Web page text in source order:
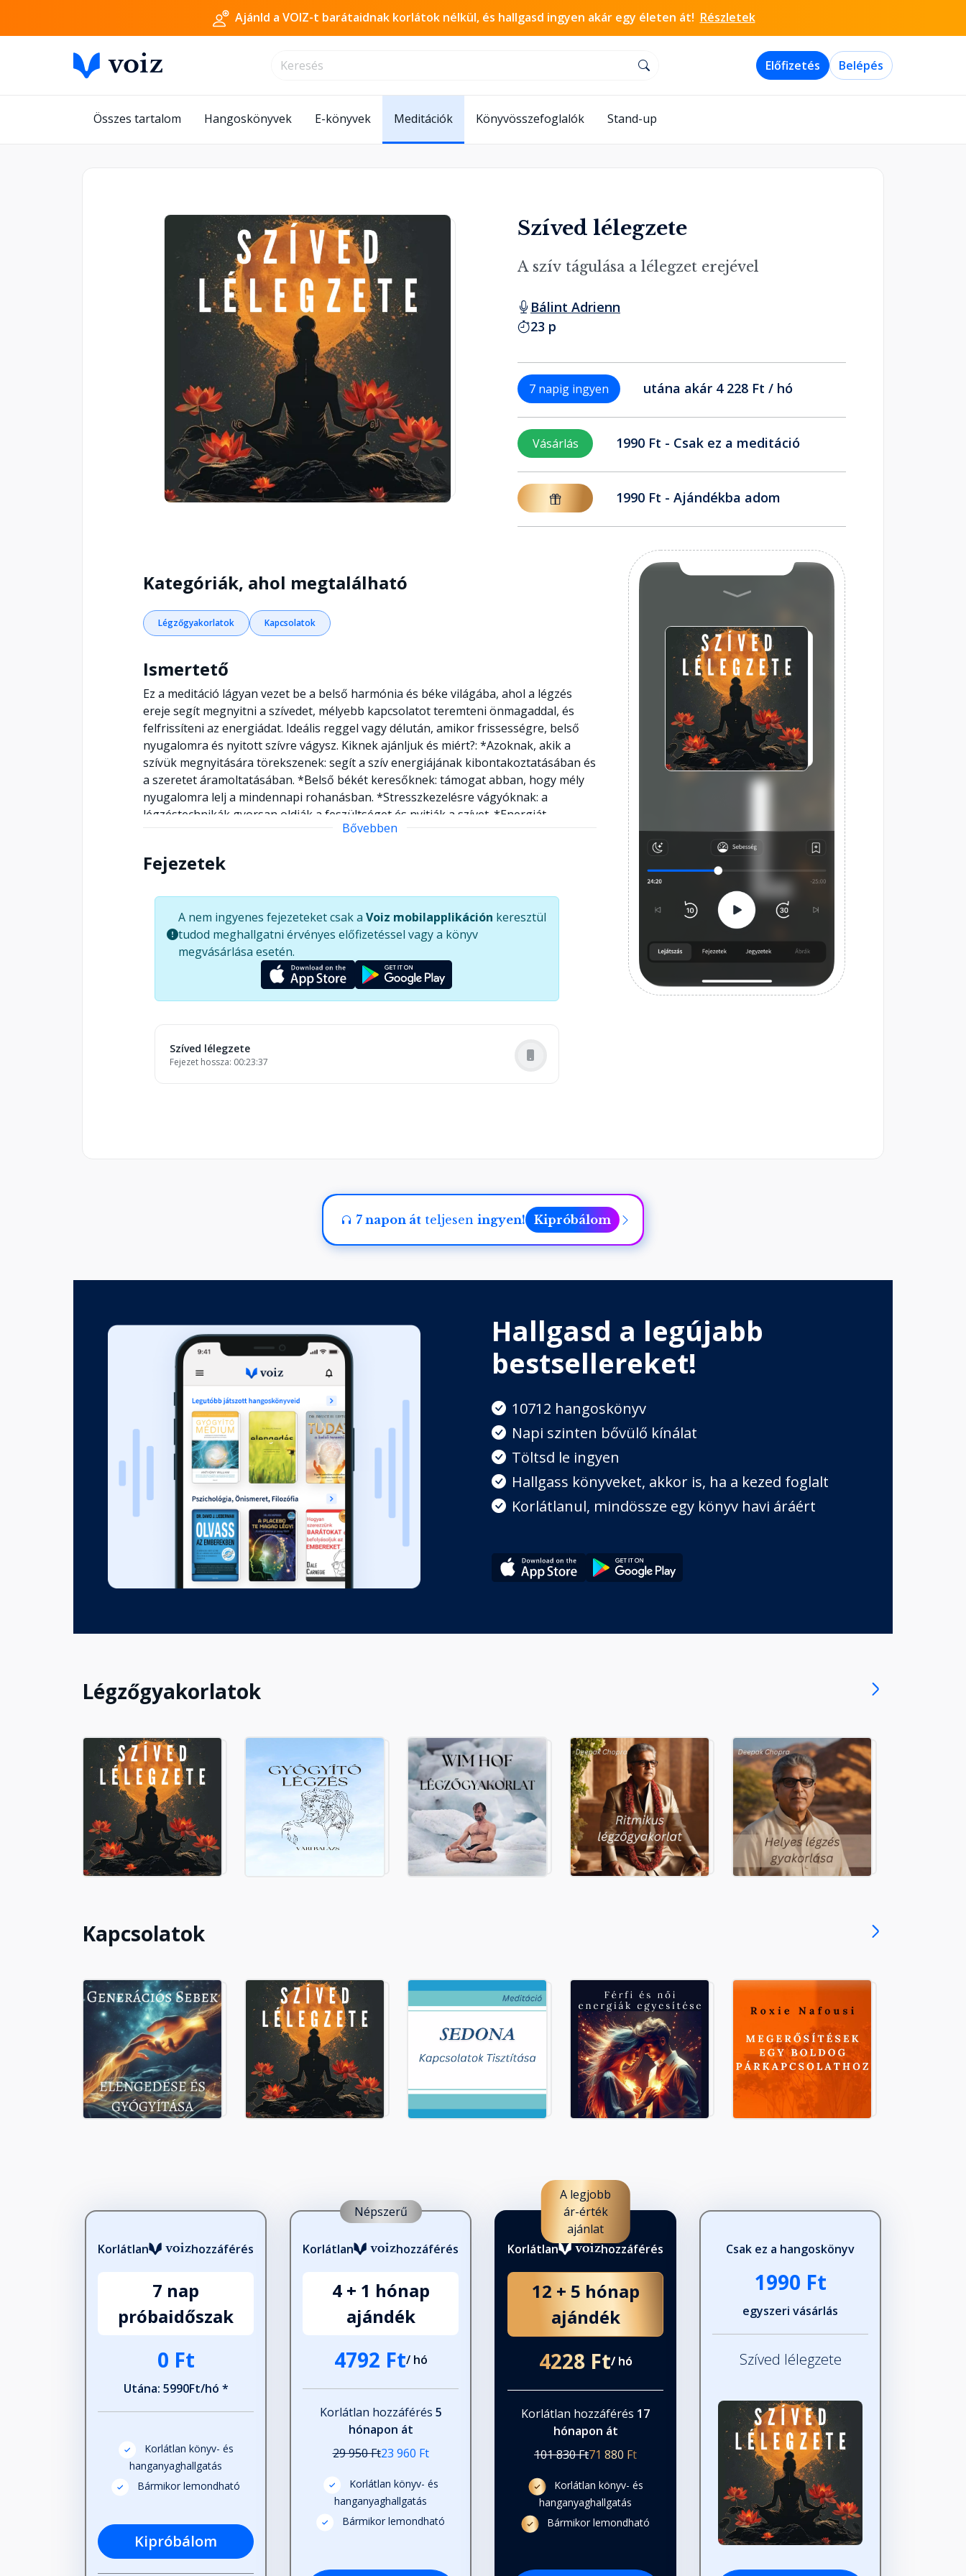
Ajánld a VOIZ-t barátaidnak korlátok nélkül, és hallgasd ingyen akár egy életen át! Részletek
Előfizetés Belépés
Összes tartalom Hangoskönyvek E-könyvek Meditációk Könyvösszefoglalók Stand-up
Szíved lélegzete
A szív tágulása a lélegzet erejével
Bálint Adrienn
23 p
7 napig ingyen utána akár 4 228 Ft / hó
Vásárlás 1990 Ft - Csak ez a meditáció
1990 Ft - Ajándékba adom
Kategóriák, ahol megtalálható
Légzőgyakorlatok Kapcsolatok
Ismertető
Ez a meditáció lágyan vezet be a belső harmónia és béke világába, ahol a légzés
ereje segít megnyitni a szívedet, mélyebb kapcsolatot teremteni önmagaddal, és
felfrissíteni az energiádat. Ideális reggel vagy délután, amikor frissességre, belső
nyugalomra és nyitott szívre vágysz. Kiknek ajánljuk és miért?: *Azoknak, akik a
szívük megnyitására törekszenek: segít a szív energiájának kibontakoztatásában és
a szeretet áramoltatásában. *Belső békét keresőknek: támogat abban, hogy mély
nyugalomra lelj a mindennapi rohanásban. *Stresszkezelésre vágyóknak: a
légzéstechnikák gyorsan oldják a feszültséget és nyitják a szívet. *Energiát
keresőknek: a meditáció friss energiával tölt fel és revitalizál. *Önmagukkal
önmagaddal.
Bővebben
Fejezetek
A nem ingyenes fejezeteket csak a Voiz mobilapplikáción keresztül
tudod meghallgatni érvényes előfizetéssel vagy a könyv
megvásárlása esetén.
Szíved lélegzete
Fejezet hossza: 00:23:37
7 napon át teljesen ingyen! Kipróbálom
Hallgasd a legújabb
bestsellereket!
10712 hangoskönyv
Napi szinten bővülő kínálat
Töltsd le ingyen
Hallgass könyveket, akkor is, ha a kezed foglalt
Korlátlanul, mindössze egy könyv havi áráért
Légzőgyakorlatok
Kapcsolatok
Korlátlan hozzáférés
7 nap
próbaidőszak
0 Ft
Utána: 5990Ft/hó *
Korlátlan könyv- és
hanganyaghallgatás
Bármikor lemondható
Kipróbálom
Népszerű
Korlátlan hozzáférés
4 + 1 hónap
ajándék
4792 Ft/ hó
Korlátlan hozzáférés 5
hónapon át
29 950 Ft23 960 Ft
Korlátlan könyv- és
hanganyaghallgatás
Bármikor lemondható
A legjobb
ár-érték
ajánlat
Korlátlan
hozzáférés
12 + 5 hónap
ajándék
4228 Ft/ hó
Korlátlan hozzáférés 17
hónapon át
101 830 Ft71 880 Ft
Korlátlan könyv- és
hanganyaghallgatás
Bármikor lemondható
Csak ez a hangoskönyv
1990 Ft
egyszeri vásárlás
Szíved lélegzete